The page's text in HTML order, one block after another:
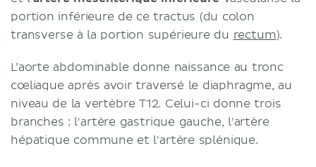
portion inférieure de ce tractus (du colon
transverse à la portion supérieure du rectum).
L’aorte abdominable donne naissance au tronc
cœliaque après avoir traversé le diaphragme, au
niveau de la vertèbre T12. Celui-ci donne trois
branches : l'artère gastrique gauche, l'artère
hépatique commune et l'artère splénique.